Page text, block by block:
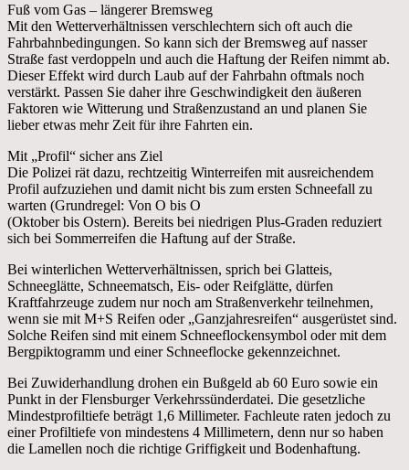
Fuß vom Gas – längerer Bremsweg
Mit den Wetterverhältnissen verschlechtern sich oft auch die
Fahrbahnbedingungen. So kann sich der Bremsweg auf nasser
Straße fast verdoppeln und auch die Haftung der Reifen nimmt ab.
Dieser Effekt wird durch Laub auf der Fahrbahn oftmals noch
verstärkt. Passen Sie daher ihre Geschwindigkeit den äußeren
Faktoren wie Witterung und Straßenzustand an und planen Sie
lieber etwas mehr Zeit für ihre Fahrten ein.
Mit „Profil“ sicher ans Ziel
Die Polizei rät dazu, rechtzeitig Winterreifen mit ausreichendem
Profil aufzuziehen und damit nicht bis zum ersten Schneefall zu
warten (Grundregel: Von O bis O
(Oktober bis Ostern). Bereits bei niedrigen Plus-Graden reduziert
sich bei Sommerreifen die Haftung auf der Straße.
Bei winterlichen Wetterverhältnissen, sprich bei Glatteis,
Schneeglätte, Schneematsch, Eis- oder Reifglätte, dürfen
Kraftfahrzeuge zudem nur noch am Straßenverkehr teilnehmen,
wenn sie mit M+S Reifen oder „Ganzjahresreifen“ ausgerüstet sind.
Solche Reifen sind mit einem Schneeflockensymbol oder mit dem
Bergpiktogramm und einer Schneeflocke gekennzeichnet.
Bei Zuwiderhandlung drohen ein Bußgeld ab 60 Euro sowie ein
Punkt in der Flensburger Verkehrssünderdatei. Die gesetzliche
Mindestprofiltiefe beträgt 1,6 Millimeter. Fachleute raten jedoch zu
einer Profiltiefe von mindestens 4 Millimetern, denn nur so haben
die Lamellen noch die richtige Griffigkeit und Bodenhaftung.